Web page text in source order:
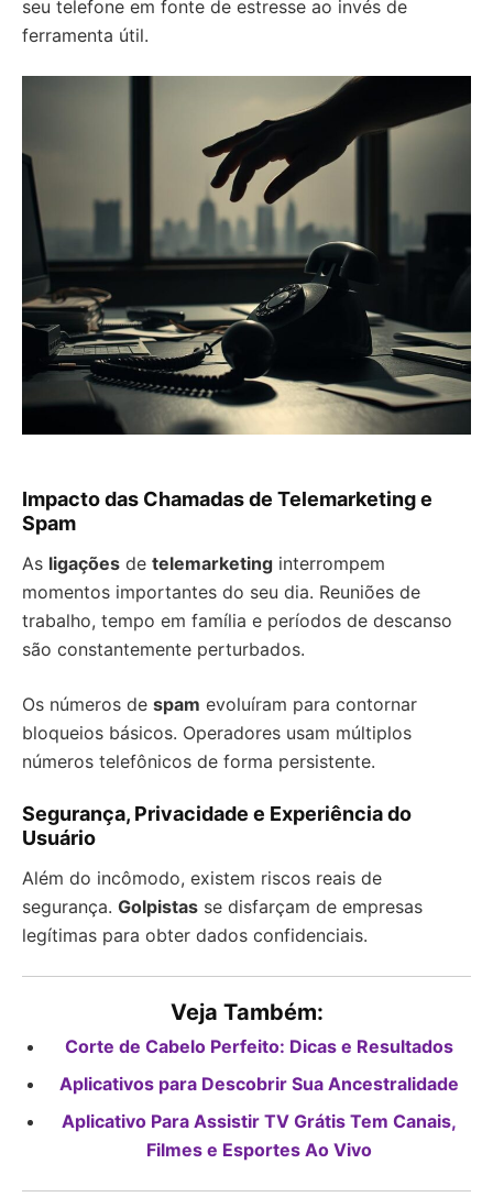
seu telefone em fonte de estresse ao invés de
ferramenta útil.
Impacto das Chamadas de Telemarketing e
Spam
As ligações de telemarketing interrompem
momentos importantes do seu dia. Reuniões de
trabalho, tempo em família e períodos de descanso
são constantemente perturbados.
Os números de spam evoluíram para contornar
bloqueios básicos. Operadores usam múltiplos
números telefônicos de forma persistente.
Segurança, Privacidade e Experiência do
Usuário
Além do incômodo, existem riscos reais de
segurança. Golpistas se disfarçam de empresas
legítimas para obter dados confidenciais.
Veja Também:
Corte de Cabelo Perfeito: Dicas e Resultados
Aplicativos para Descobrir Sua Ancestralidade
Aplicativo Para Assistir TV Grátis Tem Canais,
Filmes e Esportes Ao Vivo